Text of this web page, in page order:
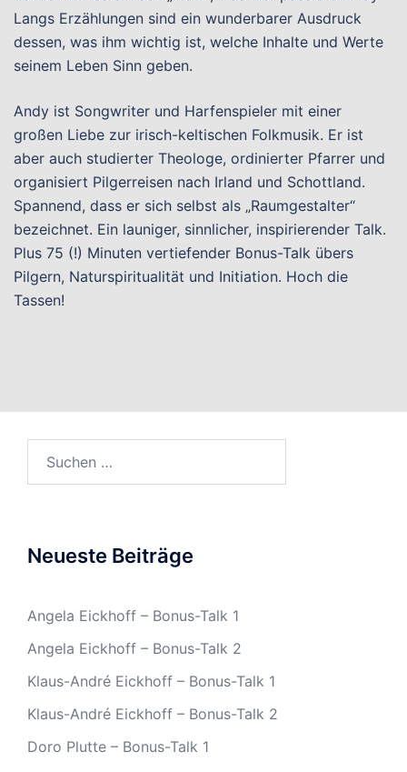
Langs Erzählungen sind ein wunderbarer Ausdruck
dessen, was ihm wichtig ist, welche Inhalte und Werte
seinem Leben Sinn geben.
Andy ist Songwriter und Harfenspieler mit einer
großen Liebe zur irisch-keltischen Folkmusik. Er ist
aber auch studierter Theologe, ordinierter Pfarrer und
organisiert Pilgerreisen nach Irland und Schottland.
Spannend, dass er sich selbst als „Raumgestalter“
bezeichnet. Ein launiger, sinnlicher, inspirierender Talk.
Plus 75 (!) Minuten vertiefender Bonus-Talk übers
Pilgern, Naturspiritualität und Initiation. Hoch die
Tassen!
Neueste Beiträge
Angela Eickhoff – Bonus-Talk 1
Angela Eickhoff – Bonus-Talk 2
Klaus-André Eickhoff – Bonus-Talk 1
Klaus-André Eickhoff – Bonus-Talk 2
Doro Plutte – Bonus-Talk 1